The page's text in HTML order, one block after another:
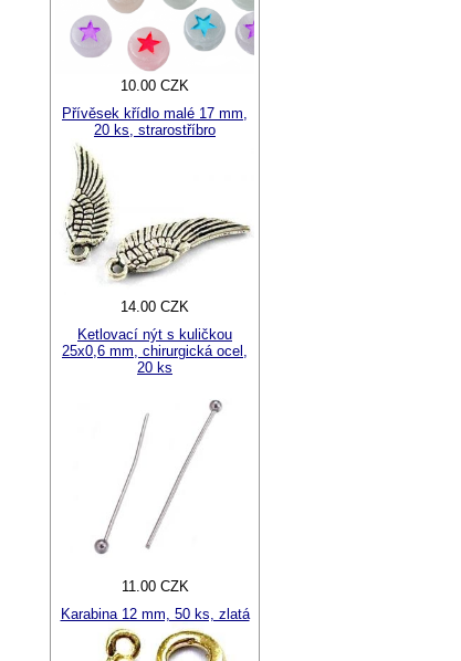
10.00 CZK
Přívěsek křídlo malé 17 mm,
20 ks, strarostříbro
14.00 CZK
Ketlovací nýt s kuličkou
25x0,6 mm, chirurgická ocel,
20 ks
11.00 CZK
Karabina 12 mm, 50 ks, zlatá